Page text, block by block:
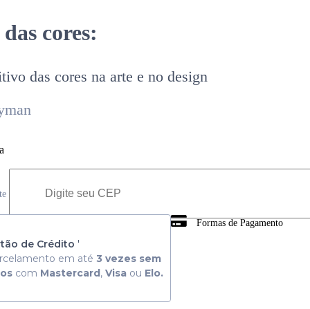
cores:
das cores na arte e no design
Formas de Pagamento
de Crédito '
em até 3 vezes sem
com Mastercard, Visa ou Elo.